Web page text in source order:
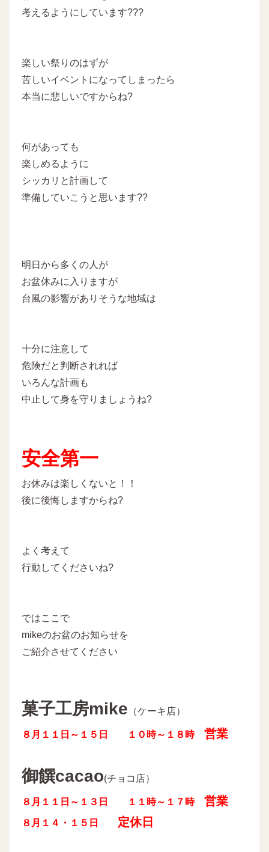
考えるようにしています???
楽しい祭りのはずが
苦しいイベントになってしまったら
本当に悲しいですからね?
何があっても
楽しめるように
シッカリと計画して
準備していこうと思います??
明日から多くの人が
お盆休みに入りますが
台風の影響がありそうな地域は
十分に注意して
危険だと判断されれば
いろんな計画も
中止して身を守りましょうね?
安全第一
お休みは楽しくないと！！
後に後悔しますからね?
よく考えて
行動してくださいね?
ではここで
mikeのお盆のお知らせを
ご紹介させてください
菓子工房mike （ケーキ店）
８月１１日～１５日 １０時～１８時 営業
御饌cacao(チョコ店）
８月１１日～１３日 １１時～１７時 営業
８月１４・１５日 定休日